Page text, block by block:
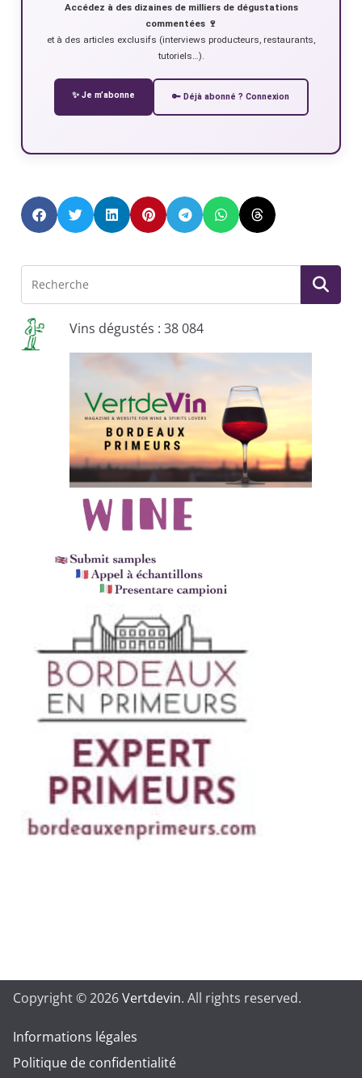
Accédez à des dizaines de milliers de dégustations
commentées 🍷
et à des articles exclusifs (interviews producteurs, restaurants,
tutoriels…).
✨ Je m’abonne 🔑 Déjà abonné ? Connexion
Vins dégustés : 38 084
Copyright © 2026Vertdevin. All rights reserved.
Informations légales
Politique de confidentialité